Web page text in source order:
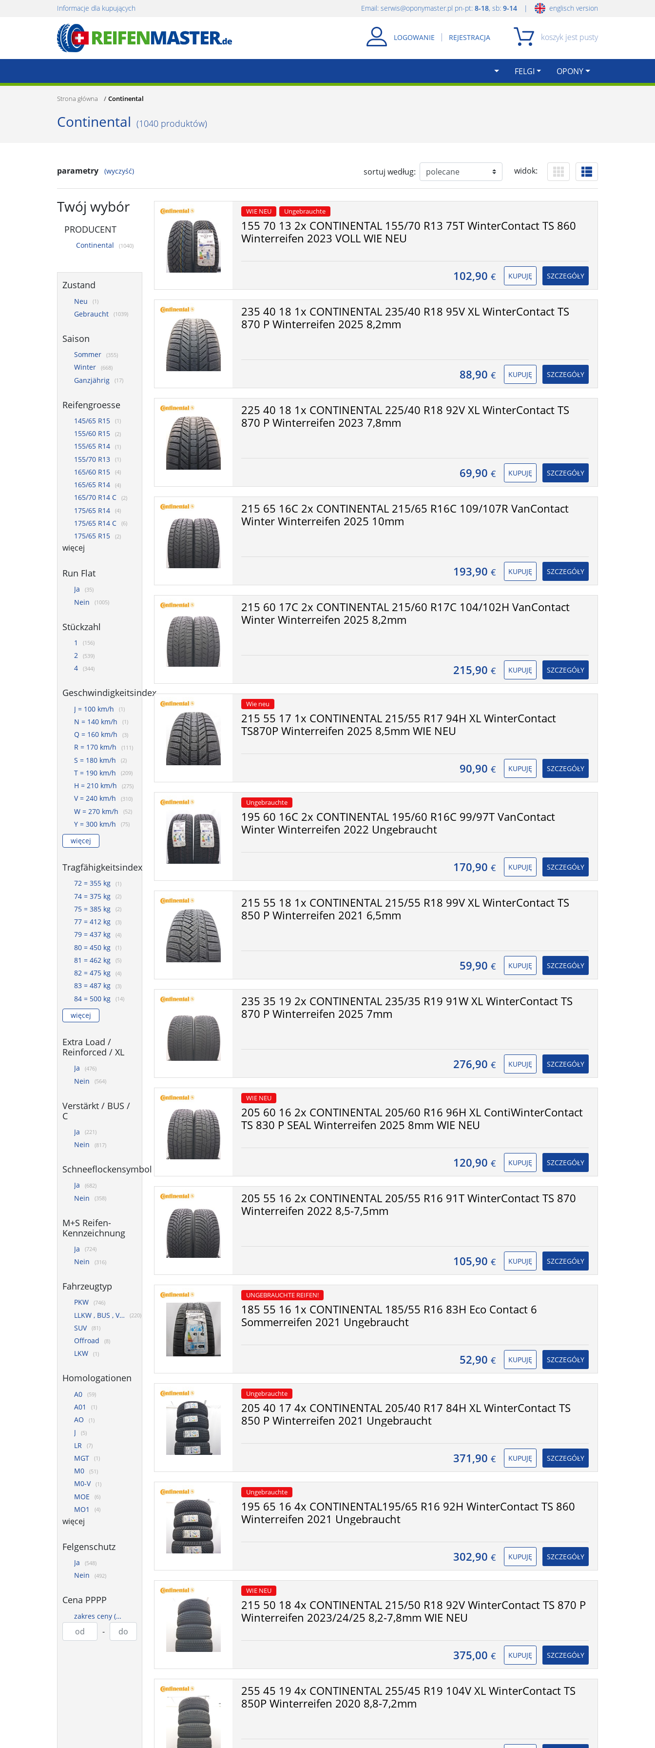
Informacje dla kupujących Email: serwis@oponymaster.pl pn-pt: 8-18, sb: 9-14 | englisch version
LOGOWANIE | REJESTRACJA koszyk jest pusty
FELGI OPONY
Strona główna Continental
Continental (1040 produktów)
parametry (wyczyść)
Twój wybór
PRODUCENT
Continental (1040)
Zustand
Neu (1)
Gebraucht (1039)
Saison
Sommer (355)
Winter (668)
Ganzjährig (17)
Reifengroesse
145/65 R15 (1)
155/60 R15 (2)
155/65 R14 (1)
155/70 R13 (1)
165/60 R15 (4)
165/65 R14 (4)
165/70 R14 C (2)
175/65 R14 (4)
175/65 R14 C (6)
175/65 R15 (2)
więcej
Run Flat
Ja (35)
Nein (1005)
Stückzahl
1 (156)
2 (539)
4 (344)
Geschwindigkeitsindex
J = 100 km/h (1)
N = 140 km/h (1)
Q = 160 km/h (3)
R = 170 km/h (111)
S = 180 km/h (2)
T = 190 km/h (209)
H = 210 km/h (275)
V = 240 km/h (310)
W = 270 km/h (52)
Y = 300 km/h (75)
więcej
Tragfähigkeitsindex
72 = 355 kg (1)
74 = 375 kg (2)
75 = 385 kg (2)
77 = 412 kg (3)
79 = 437 kg (4)
80 = 450 kg (1)
81 = 462 kg (5)
82 = 475 kg (4)
83 = 487 kg (3)
84 = 500 kg (14)
więcej
Extra Load /
Reinforced / XL
Ja (476)
Nein (564)
Verstärkt / BUS /
C
Ja (221)
Nein (817)
Schneeflockensymbol
Ja (682)
Nein (358)
M+S Reifen-
Kennzeichnung
Ja (724)
Nein (316)
Fahrzeugtyp
PKW (746)
LLKW , BUS , VAN (220)
SUV (81)
Offroad (8)
LKW (1)
Homologationen
A0 (59)
A01 (1)
AO (1)
J (5)
LR (7)
MGT (1)
M0 (51)
M0-V (1)
MOE (6)
MO1 (4)
więcej
Felgenschutz
Ja (548)
Nein (492)
Cena PPPP
zakres ceny (PLN)
-
sortuj według: widok:
WIE NEU Ungebrauchte
155 70 13 2x CONTINENTAL 155/70 R13 75T WinterContact TS 860
Winterreifen 2023 VOLL WIE NEU
102,90 € KUPUJĘ SZCZEGÓŁY
235 40 18 1x CONTINENTAL 235/40 R18 95V XL WinterContact TS
870 P Winterreifen 2025 8,2mm
88,90 € KUPUJĘ SZCZEGÓŁY
225 40 18 1x CONTINENTAL 225/40 R18 92V XL WinterContact TS
870 P Winterreifen 2023 7,8mm
69,90 € KUPUJĘ SZCZEGÓŁY
215 65 16C 2x CONTINENTAL 215/65 R16C 109/107R VanContact
Winter Winterreifen 2025 10mm
193,90 € KUPUJĘ SZCZEGÓŁY
215 60 17C 2x CONTINENTAL 215/60 R17C 104/102H VanContact
Winter Winterreifen 2025 8,2mm
215,90 € KUPUJĘ SZCZEGÓŁY
Wie neu
215 55 17 1x CONTINENTAL 215/55 R17 94H XL WinterContact
TS870P Winterreifen 2025 8,5mm WIE NEU
90,90 € KUPUJĘ SZCZEGÓŁY
Ungebrauchte
195 60 16C 2x CONTINENTAL 195/60 R16C 99/97T VanContact
Winter Winterreifen 2022 Ungebraucht
170,90 € KUPUJĘ SZCZEGÓŁY
215 55 18 1x CONTINENTAL 215/55 R18 99V XL WinterContact TS
850 P Winterreifen 2021 6,5mm
59,90 € KUPUJĘ SZCZEGÓŁY
235 35 19 2x CONTINENTAL 235/35 R19 91W XL WinterContact TS
870 P Winterreifen 2025 7mm
276,90 € KUPUJĘ SZCZEGÓŁY
WIE NEU
205 60 16 2x CONTINENTAL 205/60 R16 96H XL ContiWinterContact
TS 830 P SEAL Winterreifen 2025 8mm WIE NEU
120,90 € KUPUJĘ SZCZEGÓŁY
205 55 16 2x CONTINENTAL 205/55 R16 91T WinterContact TS 870
Winterreifen 2022 8,5-7,5mm
105,90 € KUPUJĘ SZCZEGÓŁY
UNGEBRAUCHTE REIFEN!
185 55 16 1x CONTINENTAL 185/55 R16 83H Eco Contact 6
Sommerreifen 2021 Ungebraucht
52,90 € KUPUJĘ SZCZEGÓŁY
Ungebrauchte
205 40 17 4x CONTINENTAL 205/40 R17 84H XL WinterContact TS
850 P Winterreifen 2021 Ungebraucht
371,90 € KUPUJĘ SZCZEGÓŁY
Ungebrauchte
195 65 16 4x CONTINENTAL195/65 R16 92H WinterContact TS 860
Winterreifen 2021 Ungebraucht
302,90 € KUPUJĘ SZCZEGÓŁY
WIE NEU
215 50 18 4x CONTINENTAL 215/50 R18 92V WinterContact TS 870 P
Winterreifen 2023/24/25 8,2-7,8mm WIE NEU
375,00 € KUPUJĘ SZCZEGÓŁY
255 45 19 4x CONTINENTAL 255/45 R19 104V XL WinterContact TS
850P Winterreifen 2020 8,8-7,2mm